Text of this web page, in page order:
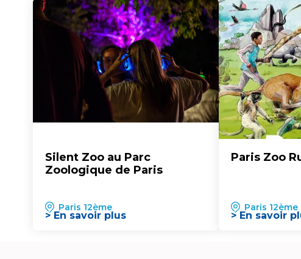
Silent Zoo au Parc
Zoologique de Paris
Paris 12ème
> En savoir plus
Paris Zoo
Paris 12ème
> En savoir